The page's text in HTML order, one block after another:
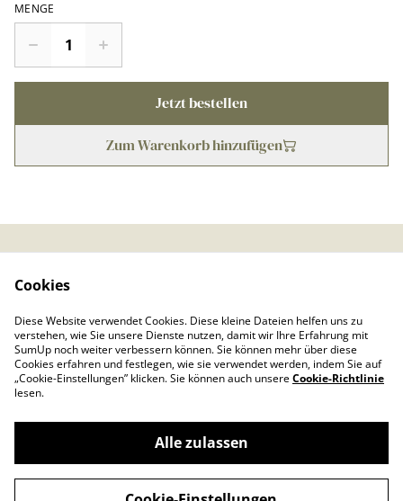
MENGE
Jetzt bestellen
Zum Warenkorb hinzufügen
ngen von SumUp
Impressum
©2026Froschkönig
Cookies
Diese Website verwendet Cookies. Diese kleine Dateien helfen uns zu
verstehen, wie Sie unsere Dienste nutzen, damit wir Ihre Erfahrung mit
SumUp noch weiter verbessern können. Sie können mehr über diese
Cookies erfahren und festlegen, wie sie verwendet werden, indem Sie auf
„Cookie-Einstellungen” klicken. Sie können auch unsereCookie-Richtlinie
lesen.
Alle zulassen